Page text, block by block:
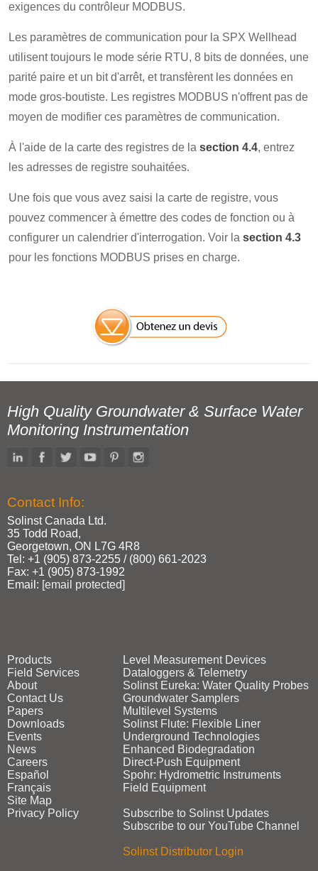
exigences du contrôleur MODBUS.
Les paramètres de communication pour la SPX Wellhead
utilisent toujours le mode série RTU, 8 bits de données, une
parité paire et un bit d'arrêt, et transfèrent les données en
mode gros-boutiste. Les registres MODBUS n'offrent pas de
moyen de modifier ces paramètres de communication.
À l'aide de la carte des registres de la section 4.4, entrez
les adresses de registre souhaitées.
Une fois que vous avez saisi la carte de registre, vous
pouvez commencer à émettre des codes de fonction ou à
configurer un calendrier d'interrogation. Voir la section 4.3
pour les fonctions MODBUS prises en charge.
High Quality Groundwater & Surface Water
Monitoring Instrumentation
Contact Info:
Solinst Canada Ltd.
35 Todd Road,
Georgetown, ON L7G 4R8
Tel: +1 (905) 873‑2255 / (800) 661‑2023
Fax: +1 (905) 873‑1992
Email: [email protected]
Products
Field Services
About
Contact Us
Papers
Downloads
Events
News
Careers
Español
Français
Site Map
Privacy Policy
Level Measurement Devices
Dataloggers & Telemetry
Solinst Eureka: Water Quality Probes
Groundwater Samplers
Multilevel Systems
Solinst Flute: Flexible Liner
Underground Technologies
Enhanced Biodegradation
Direct‑Push Equipment
Spohr: Hydrometric Instruments
Field Equipment
Subscribe to Solinst Updates
Subscribe to our YouTube Channel
Solinst Distributor Login